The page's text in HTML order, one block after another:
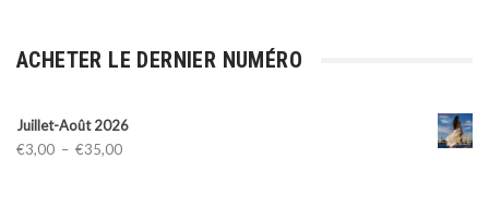
ACHETER LE DERNIER NUMÉRO
Juillet-Août 2026
€3,00 – €35,00Plage